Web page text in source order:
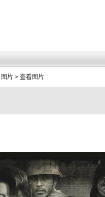
图片 > 查看图片